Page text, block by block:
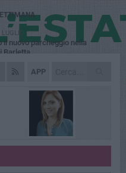
APP
LUGLIO
il nuovo parcheggio nella
Barletta
AGOSTO
Gioacchino Dagnello:
di Barletta: nel mirino la
in fuga
AGOSTO
alla mafia. Nasce il servizio
LUGLIO